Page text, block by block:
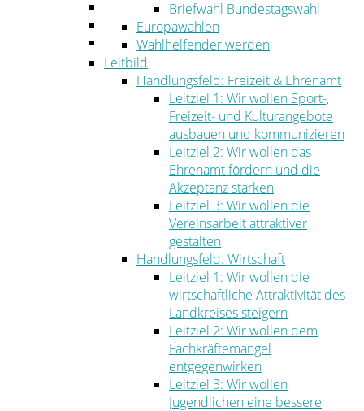
Umwelt
Ordnung
Briefwahl Bundestagswahl
Europawahlen
Wahlhelfender werden
Leitbild
Handlungsfeld: Freizeit & Ehrenamt
Leitziel 1: Wir wollen Sport-,
Freizeit- und Kulturangebote
ausbauen und kommunizieren
Leitziel 2: Wir wollen das
Ehrenamt fördern und die
Akzeptanz stärken
Leitziel 3: Wir wollen die
Vereinsarbeit attraktiver
gestalten
Handlungsfeld: Wirtschaft
Leitziel 1: Wir wollen die
wirtschaftliche Attraktivität des
Landkreises steigern
Leitziel 2: Wir wollen dem
Fachkräftemangel
entgegenwirken
Leitziel 3: Wir wollen
Jugendlichen eine bessere